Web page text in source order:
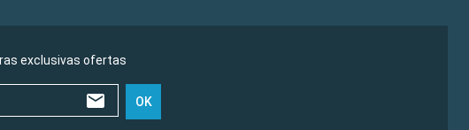
exclusivas ofertas
OK